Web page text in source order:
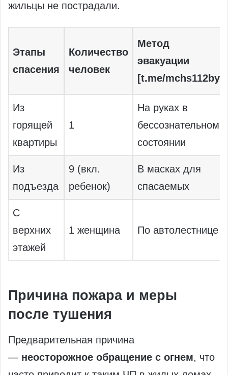
жильцы не пострадали.
Этапы
спасения
Количество
человек
Метод
эвакуации
[t.me/mchs112by]
Из
горящей
квартиры
1
На руках в
бессознательном
состоянии
Из
подъезда
9 (вкл.
ребенок)
В масках для
спасаемых
С
верхних
этажей
1 женщина По автолестнице
Причина пожара и меры
после тушения
Предварительная причина
— неосторожное обращение с огнем, что